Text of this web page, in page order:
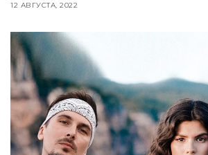
12 АВГУСТА, 2022